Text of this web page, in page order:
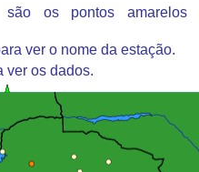
são os pontos amarelos
ver o nome da estação.
ver os dados.